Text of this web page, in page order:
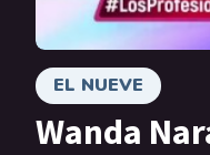
EL NUEVE
Wanda